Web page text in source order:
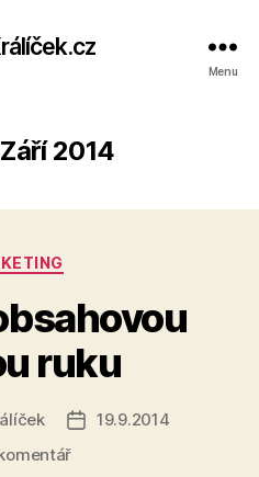
Menu
Září 2014
Rubriky
ruku
Datum
19.9.2014
u